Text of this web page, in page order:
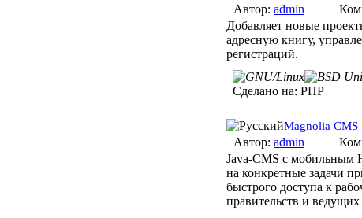
Автор: admin
Добавляет новые
адресную книгу,
регистраций.
Сделано на: PHP
Magnolia CMS
Автор: admin
Java-CMS с мобильным
на конкретные задачи
быстрого доступа к
правительств и